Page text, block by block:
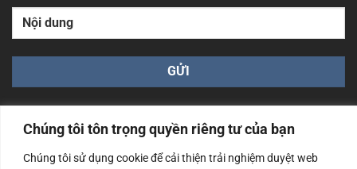
Chúng tôi tôn trọng quyền riêng tư của bạn
Chúng tôi sử dụng cookie để cải thiện trải nghiệm duyệt web